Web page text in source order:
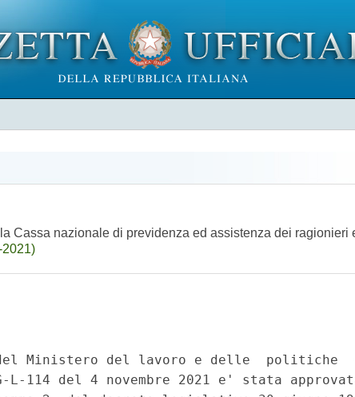
Cassa nazionale di previdenza ed assistenza dei ragionieri
2021)